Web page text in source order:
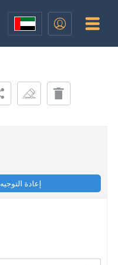
تحرير عنوان URL إعادة التوجيه